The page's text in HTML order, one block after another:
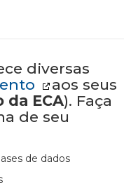
diversas
aos seus
da ECA). Faça
de seu
de dados